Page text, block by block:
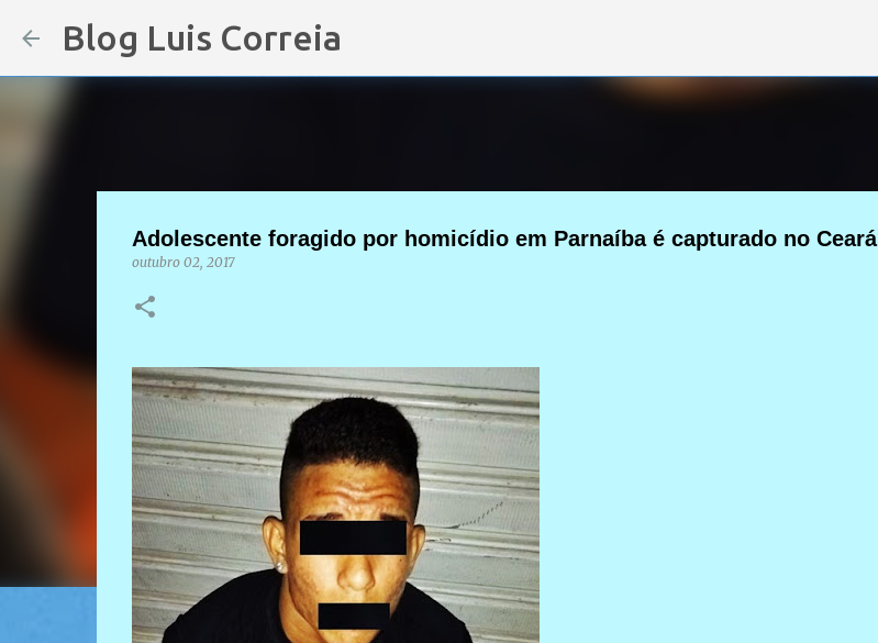
Blog Luis Correia
Adolescente foragido por homicídio em Parnaíba é capturado no Ceará
outubro 02, 2017